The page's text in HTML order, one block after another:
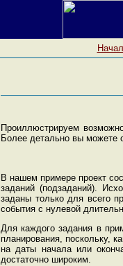
Проиллюстрируем
Более детально вы можете
В нашем примере проект
заданий (подзаданий).
заданы только для всего
события с нулевой
Для каждого задания в
планирования, поскольку,
на даты начала или
достаточно широким.